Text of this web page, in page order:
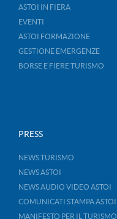
ASTOI IN FIERA
EVENTI
ASTOI FORMAZIONE
GESTIONE EMERGENZE
BORSE E FIERE TURISMO
PRESS
NEWS TURISMO
NEWS ASTOI
NEWS AUDIO VIDEO ASTOI
COMUNICATI STAMPA ASTOI
MANIFESTO PER IL TURISMO